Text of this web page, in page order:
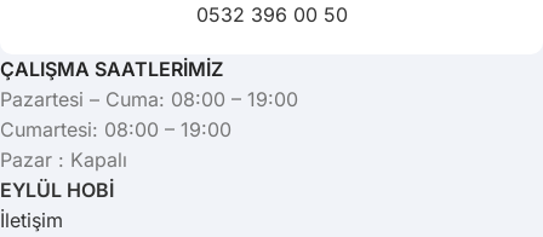
0532 396 00 50
ÇALIŞMA SAATLERİMİZ
Pazartesi – Cuma: 08:00 – 19:00
Cumartesi: 08:00 – 19:00
Pazar : Kapalı
EYLÜL HOBİ
İletişim